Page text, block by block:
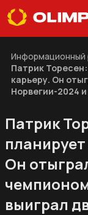
Информационный
Патрик
карьеру. Он
Норвегии-2024
Патрик
Он
выиграл